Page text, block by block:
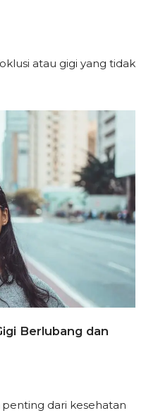
atau gigi yang tidak
Berlubang dan
penting dari kesehatan